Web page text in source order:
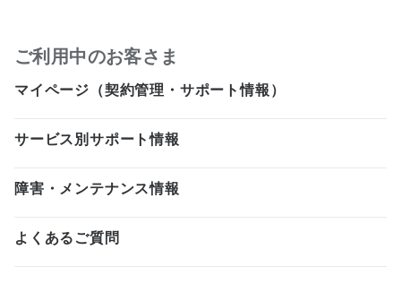
ご利用中のお客さま
マイページ（契約管理・サポート情報）
サービス別サポート情報
障害・メンテナンス情報
よくあるご質問